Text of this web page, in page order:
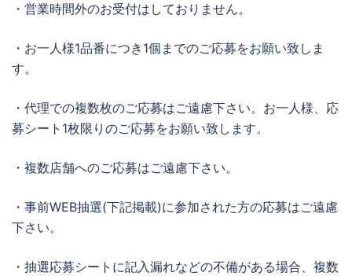
・営業時間外のお受付はしておりません。
・お一人様1品番につき1個までのご応募をお願い致しま
す。
・代理での複数枚のご応募はご遠慮下さい。お一人様、応
募シート1枚限りのご応募をお願い致します。
・複数店舗へのご応募はご遠慮下さい。
・事前WEB抽選(下記掲載)に参加された方の応募はご遠慮
下さい。
・抽選応募シートに記入漏れなどの不備がある場合、複数